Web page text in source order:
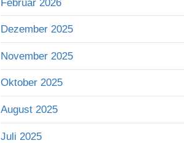
Februar 2026
Dezember 2025
November 2025
Oktober 2025
August 2025
Juli 2025